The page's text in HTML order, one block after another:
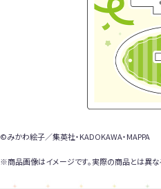
©みかわ絵子／集英社・KADOKAWA・MAPPA
※商品画像はイメージです。実際の商品とは異な